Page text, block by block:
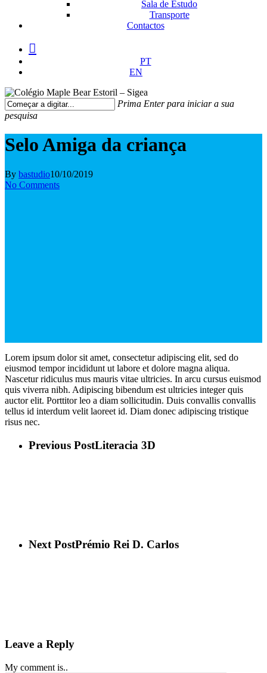
Sala de Estudo
Transporte
Contactos
facebook
instagram
medium
PT
EN
Prima Enter para iniciar a sua
pesquisa
Pesquisa
Selo Amiga da criança
By bastudio10/10/2019
No Comments
Lorem ipsum dolor sit amet, consectetur adipiscing elit, sed do
eiusmod tempor incididunt ut labore et dolore magna aliqua.
Nascetur ridiculus mus mauris vitae ultricies. In arcu cursus euismod
quis viverra nibh. Adipiscing bibendum est ultricies integer quis
auctor elit. Porttitor leo a diam sollicitudin. Duis convallis convallis
tellus id interdum velit laoreet id. Diam donec adipiscing tristique
risus nec.
Previous PostLiteracia 3D
Next PostPrémio Rei D. Carlos
Leave a Reply
My comment is..